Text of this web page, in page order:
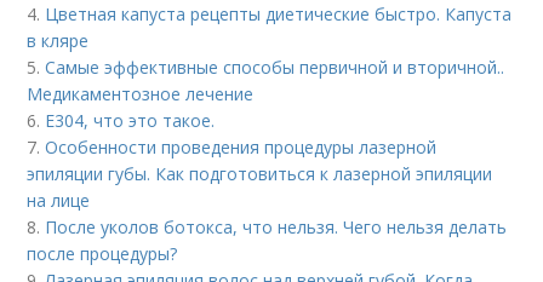
4. Цветная капуста рецепты диетические быстро. Капуста
в кляре
5.Самые эффективные способы первичной и вторичной..
Медикаментозное лечение
6. Е304, что это такое.
7.Особенности проведения процедуры лазерной
эпиляции губы. Как подготовиться к лазерной эпиляции
на лице
8. После уколов ботокса, что нельзя. Чего нельзя делать
после процедуры?